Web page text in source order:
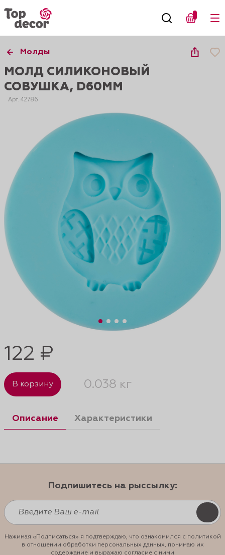
Молды
МОЛД СИЛИКОНОВЫЙ
СОВУШКА, D60ММ
Арт. 42786
122 ₽
В корзину 0.038 кг
Описание Характеристики
Подпишитесь на рыссылку:
Нажимая «Подписаться» я подтверждаю, что ознакомился с политикой
в отношении обработки персональных данных, понимаю их
содержание и выражаю согласие с ними